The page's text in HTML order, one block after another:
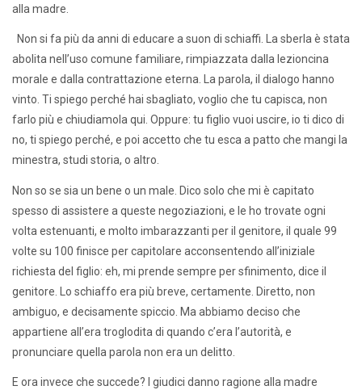
alla madre.
Non si fa più da anni di educare a suon di schiaffi. La sberla è stata
abolita nell’uso comune familiare, rimpiazzata dalla lezioncina
morale e dalla contrattazione eterna. La parola, il dialogo hanno
vinto. Ti spiego perché hai sbagliato, voglio che tu capisca, non
farlo più e chiudiamola qui. Oppure: tu figlio vuoi uscire, io ti dico di
no, ti spiego perché, e poi accetto che tu esca a patto che mangi la
minestra, studi storia, o altro.
Non so se sia un bene o un male. Dico solo che mi è capitato
spesso di assistere a queste negoziazioni, e le ho trovate ogni
volta estenuanti, e molto imbarazzanti per il genitore, il quale 99
volte su 100 finisce per capitolare acconsentendo all’iniziale
richiesta del figlio: eh, mi prende sempre per sfinimento, dice il
genitore. Lo schiaffo era più breve, certamente. Diretto, non
ambiguo, e decisamente spiccio. Ma abbiamo deciso che
appartiene all’era troglodita di quando c’era l’autorità, e
pronunciare quella parola non era un delitto.
E ora invece che succede? I giudici danno ragione alla madre